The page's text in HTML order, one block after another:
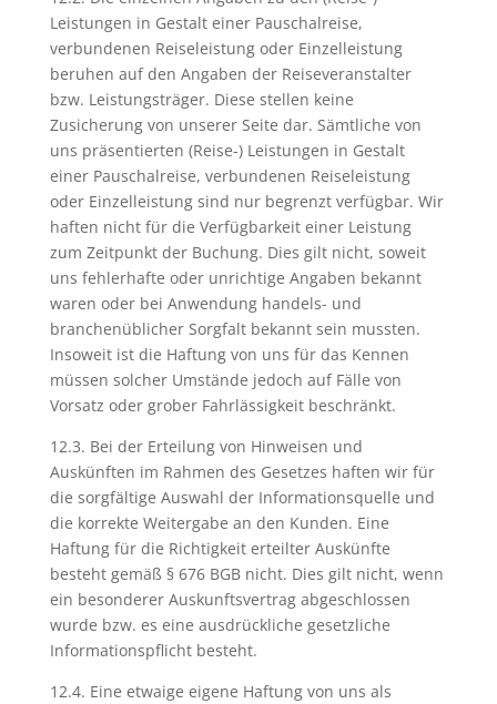
Leistungen in Gestalt einer Pauschalreise,
verbundenen Reiseleistung oder Einzelleistung
beruhen auf den Angaben der Reiseveranstalter
bzw. Leistungsträger. Diese stellen keine
Zusicherung von unserer Seite dar. Sämtliche von
uns präsentierten (Reise-) Leistungen in Gestalt
einer Pauschalreise, verbundenen Reiseleistung
oder Einzelleistung sind nur begrenzt verfügbar. Wir
haften nicht für die Verfügbarkeit einer Leistung
zum Zeitpunkt der Buchung. Dies gilt nicht, soweit
uns fehlerhafte oder unrichtige Angaben bekannt
waren oder bei Anwendung handels- und
branchenüblicher Sorgfalt bekannt sein mussten.
Insoweit ist die Haftung von uns für das Kennen
müssen solcher Umstände jedoch auf Fälle von
Vorsatz oder grober Fahrlässigkeit beschränkt.
12.3. Bei der Erteilung von Hinweisen und
Auskünften im Rahmen des Gesetzes haften wir für
die sorgfältige Auswahl der Informationsquelle und
die korrekte Weitergabe an den Kunden. Eine
Haftung für die Richtigkeit erteilter Auskünfte
besteht gemäß § 676 BGB nicht. Dies gilt nicht, wenn
ein besonderer Auskunftsvertrag abgeschlossen
wurde bzw. es eine ausdrückliche gesetzliche
Informationspflicht besteht.
12.4. Eine etwaige eigene Haftung von uns als